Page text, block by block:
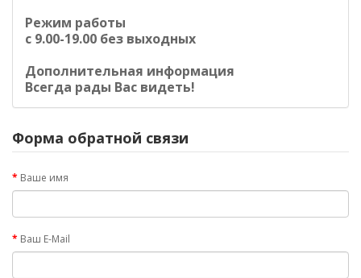
Режим работы
c 9.00-19.00 без выходных
Дополнительная информация
Всегда рады Вас видеть!
Форма обратной связи
Ваше имя
Ваш E-Mail